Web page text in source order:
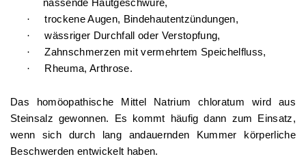
nässende Hautgeschwüre,
·
trockene Augen, Bindehautentzündungen,
·
wässriger Durchfall oder Verstopfung,
·
Zahnschmerzen mit vermehrtem Speichelfluss,
·
Rheuma, Arthrose.
Das homöopathische Mittel Natrium chloratum wird aus
Steinsalz gewonnen. Es kommt häufig dann zum Einsatz,
wenn sich durch lang andauernden Kummer körperliche
Beschwerden entwickelt haben.